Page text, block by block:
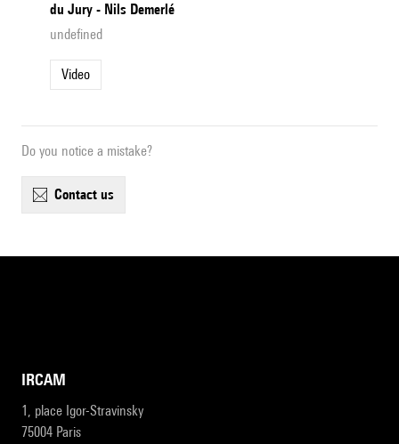
du Jury - Nils Demerlé
undefined
Video
Do you notice a mistake?
contact us
IRCAM
1, place Igor-Stravinsky
75004 Paris